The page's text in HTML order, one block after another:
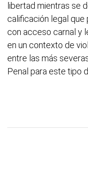
libertad mientras se
calificación legal que
con acceso carnal y
en un contexto de
entre las más
Penal para este tipo